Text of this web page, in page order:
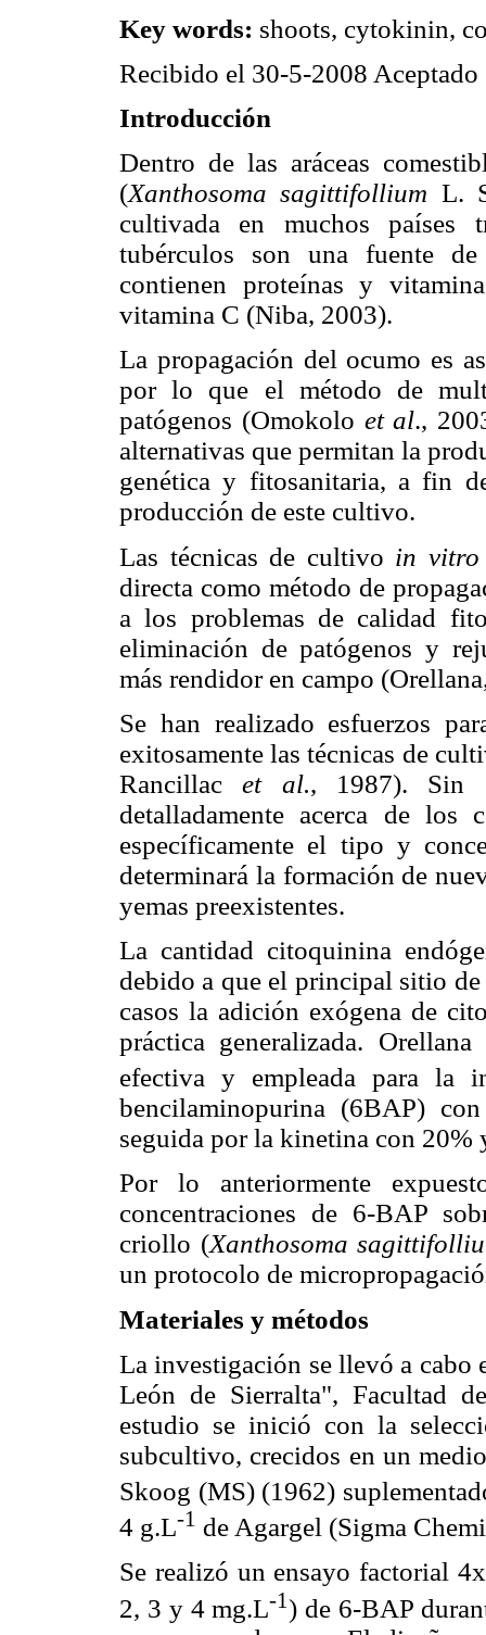
Key words: shoots, cytokinin,
Recibido el 30-5-2008
Introducción
Dentro de las aráceas
(Xanthosoma sagittifollium L.
cultivada en muchos países
tubérculos son una fuente
contienen proteínas y
vitamina C (Niba, 2003).
La propagación del ocumo es
por lo que el método de
patógenos (Omokolo et al.,
alternativas que permitan la
genética y fitosanitaria, a fin
producción de este cultivo.
Las técnicas de cultivo in vitro
directa como método de
a los problemas de calidad
eliminación de patógenos y
más rendidor en campo
Se han realizado esfuerzos
exitosamente las técnicas de
Rancillacet al., 1987). Sin
detalladamente acerca de los
específicamente el tipo y
determinará la formación de
yemas preexistentes.
La cantidad citoquinina
debido a que el principal sitio
casos la adición exógena de
práctica generalizada.
efectiva y empleada para la
bencilaminopurina (6­BAP)
seguida por la kinetina con 20%
Por lo anteriormente
concentraciones de 6-BAP
criollo (Xanthosoma
un protocolo de
Materiales y métodos
La investigación se llevó a
León de Sierralta", Facultad
estudio se inició con la
subcultivo, crecidos en un
Skoog (MS) (1962)
4 g.L-1 de Agargel (Sigma
Se realizó un ensayo factorial
2, 3 y 4 mg.L-1) de 6-BAP